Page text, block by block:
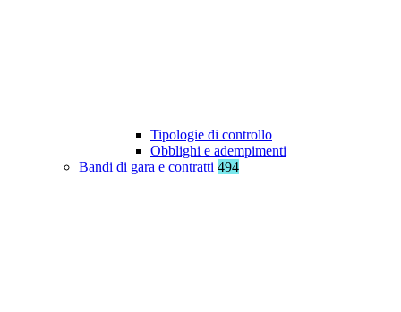
Tipologie di controllo
Obblighi e adempimenti
Bandi di gara e contratti 494